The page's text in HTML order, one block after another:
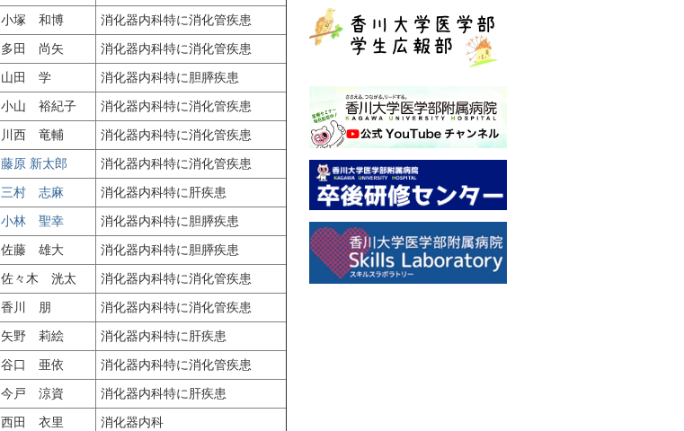
小塚 和博
消化器内科特に消化管疾患
多田 尚矢
消化器内科特に消化管疾患
山田 学
消化器内科特に胆膵疾患
小山 裕紀子
消化器内科特に消化管疾患
川西 竜輔
消化器内科特に消化管疾患
藤原 新太郎
消化器内科特に消化管疾患
三村 志麻
消化器内科特に肝疾患
小林 聖幸
消化器内科特に胆膵疾患
佐藤 雄大
消化器内科特に胆膵疾患
佐々木 洸太
消化器内科特に消化管疾患
香川 朋
消化器内科特に消化管疾患
矢野 莉絵
消化器内科特に肝疾患
谷口 亜依
消化器内科特に消化管疾患
今戸 涼資
消化器内科特に肝疾患
西田 衣里
消化器内科